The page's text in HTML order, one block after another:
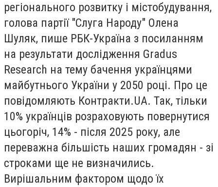
регіонального розвитку і містобудування,
голова партії "Слуга Народу" Олена
Шуляк, пише РБК-Україна з посиланням
на результати дослідження Gradus
Research на тему бачення українцями
майбутнього України у 2050 році. Про це
повідомляють Контракти.UA. Так, тільки
10% українців розраховують повернутися
цьогоріч, 14% - після 2025 року, але
переважна більшість наших громадян - зі
строками ще не визначились.
Вирішальним фактором щодо їх